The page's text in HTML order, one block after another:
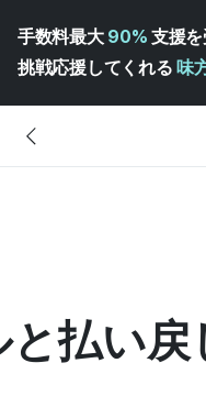
手数料最大 90% 支援を
挑戦応援してくれる 味
払い